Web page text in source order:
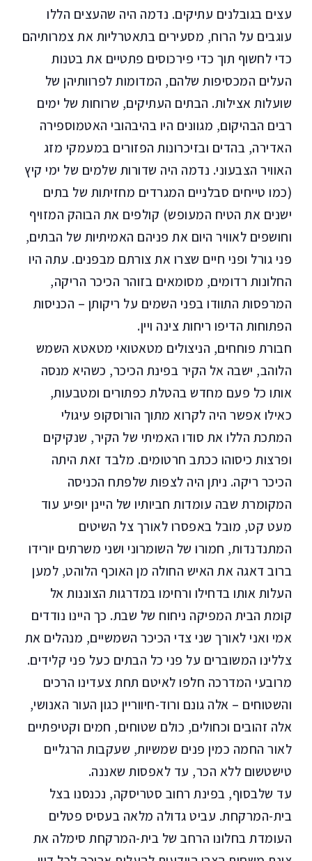
עצים בגובלנים עתיקים. נדמה היה שהעצים הללו
עוגבים על הרוח, מסעירים בתאטרליות את צמרותיהם
כדי לחשוף תוך כדי פירכוסים פתטיים את בטנות
העלים המכסיפות שלהם, המדומות לפרוותיהן של
שועלות אצילות. הבתים העתיקים, שרוחות של ימים
רבים הבהיקום, מגוונים היו בהיבהובי האטמוספירה
האדירה, בהדים ובזיכרונות הפזורים במעמקי מזג
האוויר הצבעוני. נדמה היה שדורות שלמים של ימי קיץ
(כמו טייחים סבלניים המגרדים מחזיתות של בתים
ישנים את הטיח המעופש) קולפים את הבוהק המזויף
וחושפים לאוויר היום את פניהם האמיתיות של הבתים,
פני גורל ופני חיים שצרו את צורתם מבפנים. עתה היו
החלונות רדומים, מסומאים בזוהר הכיכר הריקה,
המרפסות התוודו בפני השמים על ריקותן – הכניסות
הפתוחות הדיפו ריחות צינה ויין.
חבורת פוחחים, הניצולים מטאטואי מטאטא השמש
הלוהב, ישבה אל הקיר בפינת הכיכר, כשהיא מנסה
אותו כל פעם מחדש בהטלת כפתורים ומטבעות,
כאילו אפשר היה לקרוא מתוך הורוסקופ עיגולי
המתכת הללו את סודו האמיתי של הקיר, שנקיקים
ופרצות כיסוהו ככתב חרטומים. מלבד זאת היתה
הכיכר ריקה. ניתן היה לצפות שלפתח הכניסה
המקומרת שבה עומדות חביותיו של היינן יופיע עוד
מעט קט, מובל באפסרו לאורך צל השיטים
המתנדנדות, חמורו של השומרוני ושני משרתים יורידו
ברוב דאגה את האיש החולה מן האוכף הלוהט, למען
העלות אותו בדחילו ורחימו במדרגות הצוננות אל
קומת הבית המפיקה ניחוח של שבת. כך היינו נודדים
אמי ואני לאורך שני צדי הכיכר השמשיים, מנהלים את
צללינו המשוברים על פני כל הבתים כעל פני קלידים.
מרובעי המדרכה חלפו לאיטם תחת צעדינו הרכים
והשטוחים – אלה גונם ורוד-חיווריין כגון העור האנושי,
אלה זהובים וכחולים, כולם שטוחים, חמים וקטיפתיים
לאור החמה כמין פנים שמשיות, שעקבות הרגליים
טישטשום ללא הכר, עד לאפסות שאננה.
עד שלבסוף, בפינת רחוב סטריסקה, נכנסנו בצל
בית-המרקחת. עביט גדולה מלאה בעסיס פטלים
העומדת בחלונו הרחב של בית-המרקחת סימלה את